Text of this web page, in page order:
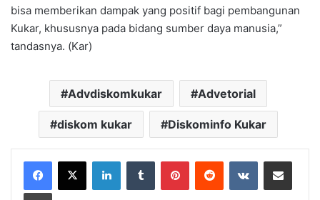
bisa memberikan dampak yang positif bagi pembangunan
Kukar, khususnya pada bidang sumber daya manusia,”
tandasnya. (Kar)
Advdiskomkukar Advetorial
diskom kukar Diskominfo Kukar
LinkedInTumblr PinterestReddit VKontakteShare via Email
Print